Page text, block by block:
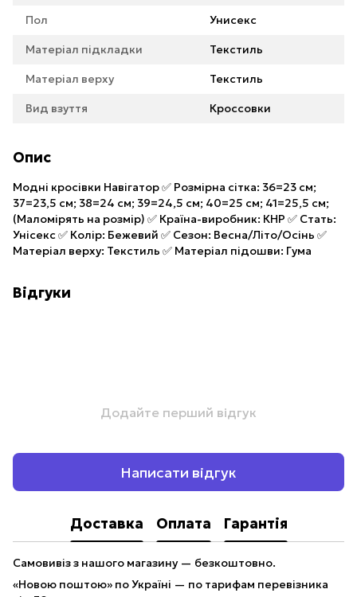
Пол Унисекс
Матеріал підкладки Текстиль
Матеріал верху Текстиль
Вид взуття Кроссовки
Опис
Модні кросівки Навігатор ✅ Розмірна сітка: 36=23 см;
37=23,5 см; 38=24 см; 39=24,5 см; 40=25 см; 41=25,5 см;
(Маломірять на розмір) ✅ Країна-виробник: КНР ✅ Стать:
Унісекс ✅ Колір: Бежевий ✅ Сезон: Весна/Літо/Осінь ✅
Матеріал верху: Текстиль ✅ Матеріал підошви: Гума
Відгуки
Додайте перший відгук
Написати відгук
Доставка Оплата Гарантія
Самовивіз з нашого магазину — безкоштовно.
«Новою поштою» по Україні — по тарифам перевізника